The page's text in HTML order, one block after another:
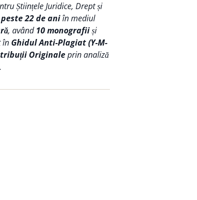
Științele Juridice, Drept și
22 de aniîn mediul
, având10 monografiiși
în Ghidul Anti-Plagiat (Y-M-
Originaleprin analiză